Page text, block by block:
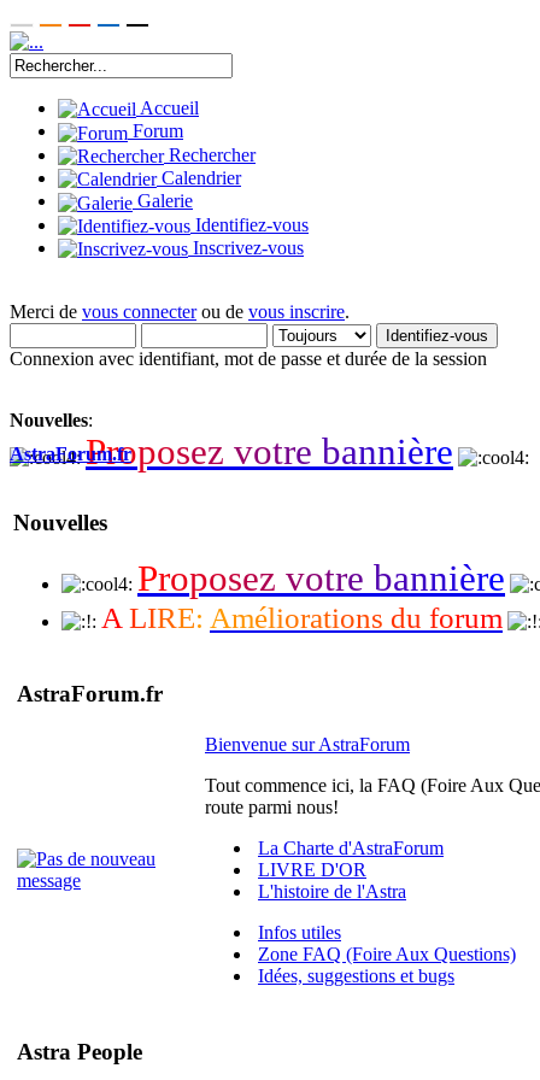
Accueil
Forum
Rechercher
Calendrier
Galerie
Identifiez-vous
Inscrivez-vous
Merci de vous connecterou de vous inscrire.
Connexion avec identifiant, mot de passe et durée de la session
Nouvelles:
Proposez votre bannière
AstraForum.fr
Nouvelles
Proposez votre bannière
A LIRE: Améliorations du forum
AstraForum.fr
Bienvenue sur AstraForum
Tout commence ici, la FAQ (Foire Aux
route parmi nous!
La Charte d'AstraForum
LIVRE D'OR
L'histoire de l'Astra
Infos utiles
Zone FAQ (Foire Aux Questions)
Idées, suggestions et bugs
Astra People